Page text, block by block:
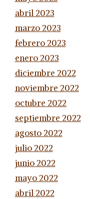
abril 2023
marzo 2023
febrero 2023
enero 2023
diciembre 2022
noviembre 2022
octubre 2022
septiembre 2022
agosto 2022
julio 2022
junio 2022
mayo 2022
abril 2022